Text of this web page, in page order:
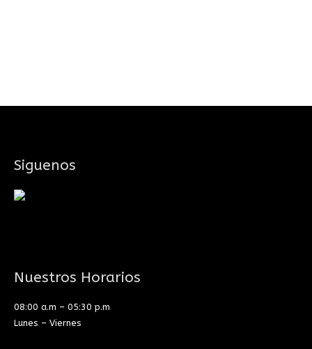
Siguenos
Nuestros Horarios
08:00 a.m – 05:30 p.m
Lunes – Viernes